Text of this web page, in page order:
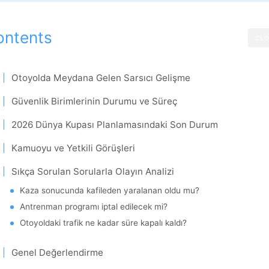
Otoyolda Meydana Gelen Sarsıcı Gelişme
Güvenlik Birimlerinin Durumu ve Süreç
2026 Dünya Kupası Planlamasındaki Son Durum
Kamuoyu ve Yetkili Görüşleri
Sıkça Sorulan Sorularla Olayın Analizi
Kaza sonucunda kafileden yaralanan oldu mu?
Antrenman programı iptal edilecek mi?
Otoyoldaki trafik ne kadar süre kapalı kaldı?
Genel Değerlendirme